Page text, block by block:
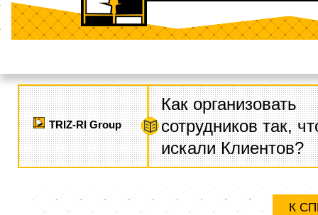
TRIZ-RI Group
Как организовать
сотрудников так,
искали Клиентов?
К